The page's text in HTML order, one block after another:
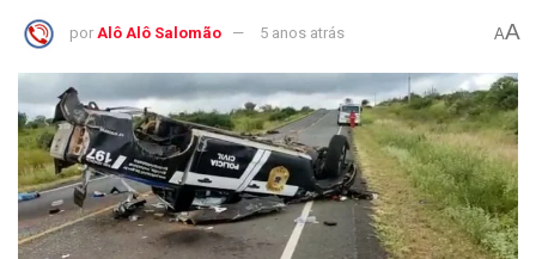
por Alô Alô Salomão 5 anos atrás AA